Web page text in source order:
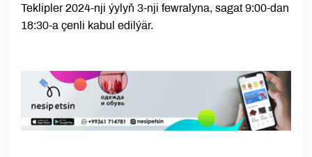
Teklipler 2024-nji ýylyň 3-nji fewralyna, sagat 9:00-dan
18:30-a çenli kabul edilýär.